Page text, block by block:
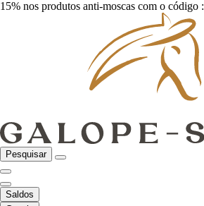
15% nos produtos anti-moscas com o código :
Pesquisar
Saldos